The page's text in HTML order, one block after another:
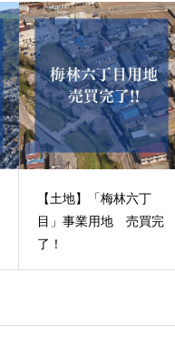
【土地】「梅林六丁
目」事業用地 売買完
了！